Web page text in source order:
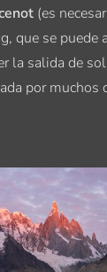
(es
que se puede
la salida de
por muchos